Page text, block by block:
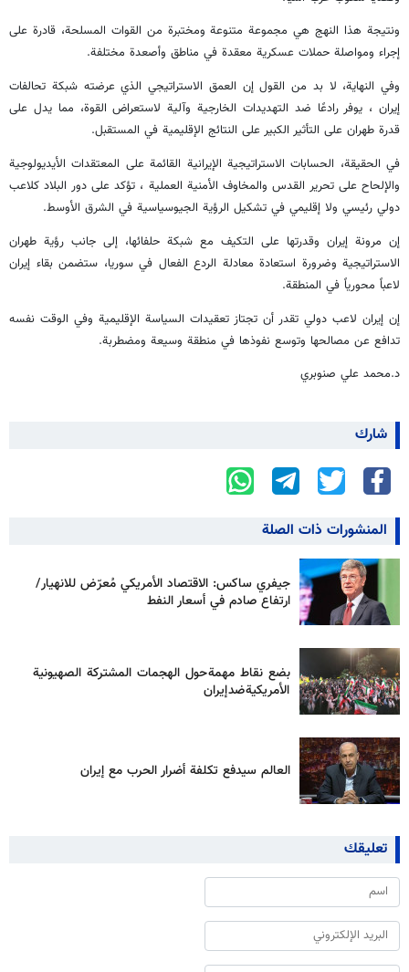
ونتيجة هذا النهج هي مجموعة متنوعة ومختبرة من القوات المسلحة، قادرة على
إجراء ومواصلة حملات عسكرية معقدة في مناطق وأصعدة مختلفة.
وفي النهاية، لا بد من القول إن العمق الاستراتيجي الذي عرضته شبكة تحالفات
إيران ، يوفر رادعًا ضد التهديدات الخارجية وآلية لاستعراض القوة، مما يدل على
قدرة طهران على التأثير الكبير على النتائج الإقليمية في المستقبل.
في الحقيقة، الحسابات الاستراتيجية الإيرانية القائمة على المعتقدات الأيديولوجية
والإلحاح على تحرير القدس والمخاوف الأمنية العملية ، تؤكد على دور البلاد كلاعب
دولي رئيسي ولا إقليمي في تشكيل الرؤية الجيوسياسية في الشرق الأوسط.
إن مرونة إيران وقدرتها على التكيف مع شبكة حلفائها، إلى جانب رؤية طهران
الاستراتيجية وضرورة استعادة معادلة الردع الفعال في سوريا، ستضمن بقاء إيران
لاعباً محورياً في المنطقة.
إن إيران لاعب دولي تقدر أن تجتاز تعقيدات السياسة الإقليمية وفي الوقت نفسه
تدافع عن مصالحها وتوسع نفوذها في منطقة وسيعة ومضطربة.
د.محمد علي صنوبري
شارك
المنشورات ذات الصلة
جيفري ساكس: الاقتصاد الأمريكي مُعرّض للانهيار/
ارتفاع صادم في أسعار النفط
بضع نقاط مهمة حول الهجمات المشتركة الصهيونية
الأمريكية ضد إيران
العالم سيدفع تكلفة أضرار الحرب مع إيران
تعليقك